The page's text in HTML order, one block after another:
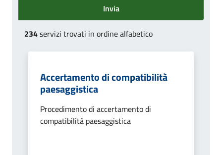
Invia
234servizi trovati in ordine alfabetico
Accertamento di compatibilità
paesaggistica
Procedimento di accertamento di
compatibilità paesaggistica